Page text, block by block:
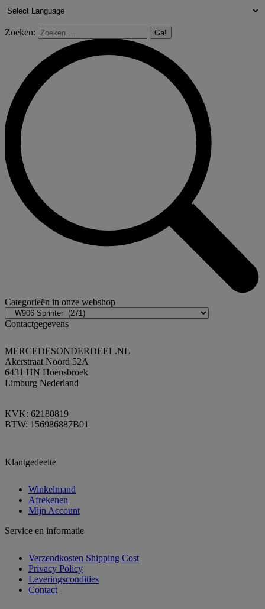
Zoeken:
Categorieën in onze webshop
Contactgegevens
MERCEDESONDERDEEL.NL
Akerstraat Noord 52A
6431 HN Hoensbroek
Limburg Nederland
KVK: 62180819
BTW: 156986887B01
Klantgedeelte
Winkelmand
Afrekenen
Mijn Account
Service en informatie
Verzendkosten Shipping Cost
Privacy Policy
Leveringscondities
Contact